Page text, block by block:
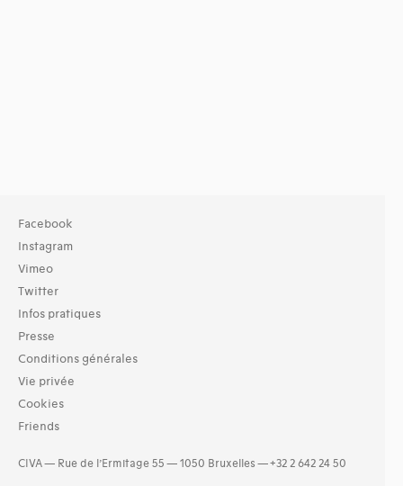
Facebook
Instagram
Vimeo
Twitter
Infos pratiques
Presse
Conditions générales
Vie privée
Cookies
Friends
CIVA — Rue de l’Ermitage 55 — 1050 Bruxelles — +32 2 642 24 50